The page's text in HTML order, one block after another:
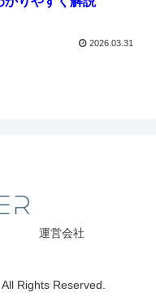
2026.03.31
運営会社
Rights Reserved.